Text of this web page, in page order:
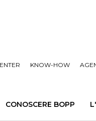
KNOW-HOW
CONOSCERE BOPP